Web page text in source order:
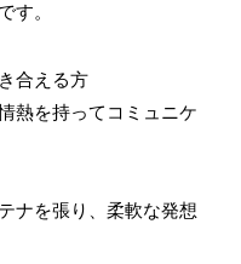
す。
合える方
熱を持ってコミュニケ
ナを張り、柔軟な発想